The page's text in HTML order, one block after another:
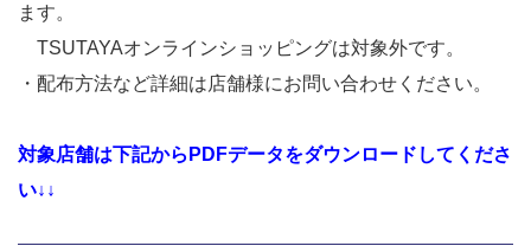
ます。
TSUTAYAオンラインショッピングは対象外です。
・配布方法など詳細は店舗様にお問い合わせください。
対象店舗は下記からPDFデータをダウンロードしてくださ
い↓↓